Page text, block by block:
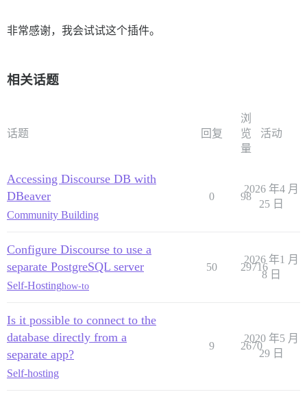
非常感谢，我会试试这个插件。
相关话题
话题 回复
浏
览
量
活动
Accessing Discourse DB with
DBeaver
Community Building
0 98
2026 年4 月
25 日
Configure Discourse to use a
separate PostgreSQL server
Self-Hostinghow-to
50 29716
2026 年1 月
8 日
Is it possible to connect to the
database directly from a
separate app?
Self-hosting
9 2670
2020 年5 月
29 日